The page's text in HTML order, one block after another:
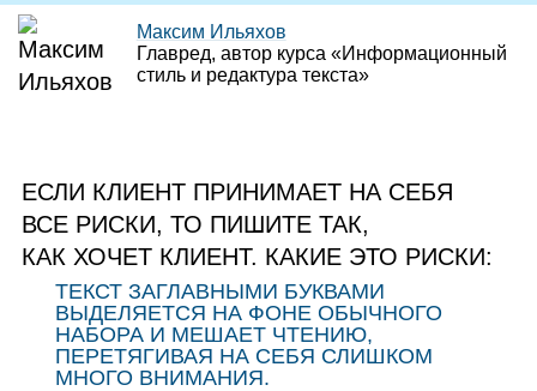
Максим Ильяхов
Главред, автор курса «Информационный
стиль и редактура текста»
ЕСЛИ КЛИЕНТ ПРИНИМАЕТ НА СЕБЯ
ВСЕ РИСКИ, ТО ПИШИТЕ ТАК,
КАК ХОЧЕТ КЛИЕНТ. КАКИЕ ЭТО РИСКИ:
ТЕКСТ ЗАГЛАВНЫМИ БУКВАМИ
ВЫДЕЛЯЕТСЯ НА ФОНЕ ОБЫЧНОГО
НАБОРА И МЕШАЕТ ЧТЕНИЮ,
ПЕРЕТЯГИВАЯ НА СЕБЯ СЛИШКОМ
МНОГО ВНИМАНИЯ.